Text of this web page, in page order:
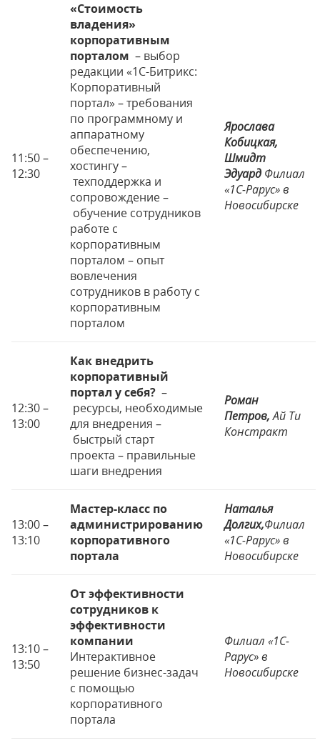
11:50 –
12:30
«Стоимость
владения»
корпоративным
порталом – выбор
редакции «1С-Битрикс:
Корпоративный
портал» – требования
по программному и
аппаратному
обеспечению,
хостингу –
техподдержка и
сопровождение –
обучение сотрудников
работе с
корпоративным
порталом – опыт
вовлечения
сотрудников в работу с
корпоративным
порталом
Ярослава
Кобицкая,
Шмидт
Эдуард Филиал
«1С-Рарус» в
Новосибирске
12:30 –
13:00
Как внедрить
корпоративный
портал у себя? –
ресурсы, необходимые
для внедрения –
быстрый старт
проекта – правильные
шаги внедрения
Роман
Петров,Ай Ти
Констракт
13:00 –
13:10
Мастер-класс по
администрированию
корпоративного
портала
Наталья
Долгих,Филиал
«1С-Рарус» в
Новосибирске
13:10 –
13:50
От эффективности
сотрудников к
эффективности
компании
Интерактивное
решение бизнес-задач
с помощью
корпоративного
портала
Филиал «1С-
Рарус» в
Новосибирске